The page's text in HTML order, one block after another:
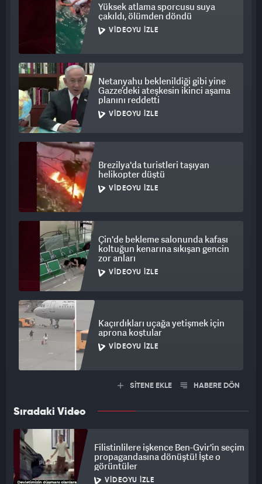
Yüksek atlama sporcusu suya
çakıldı, ölümden döndü
VIDEOYU İZLE
Netanyahu beklenildiği gibi yine
Gazze’deki ateşkesin ikinci aşama
planını reddetti
VIDEOYU İZLE
Brezilya'da turistleri taşıyan
helikopter düştü
VIDEOYU İZLE
Çin'de bekleme salonunda kafası
koltuğun kenarına sıkışan gencin
zor anları
VIDEOYU İZLE
Kaçırdıkları uçağa yetişmek için
aprona koştular
VIDEOYU İZLE
SİTENE EKLE HABERE DÖN
Sıradaki Video
Filistinlilere işkence Ben-Gvir'in seçim
propagandasına dönüştü! İşte o
görüntüler
VIDEOYU İZLE